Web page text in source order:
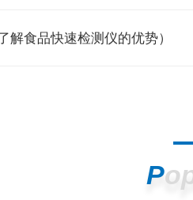
食品快速检测仪的优势）